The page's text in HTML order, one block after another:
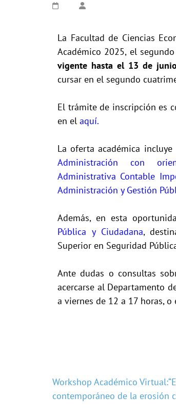
La Facultad de Ciencias
Académico 2025, el
vigente hasta el 13 de junio
cursar en el segundo
El trámite de inscripción es
en el aquí.
La oferta académica incluye
Administración con
Administrativa Contable
Administración y Gestión
Además, en esta
Pública y Ciudadana,
Superior en Seguridad
Ante dudas o consultas
acercarse al Departamento
a viernes de 12 a 17 horas,
Workshop Académico
contemporáneo de la erosión